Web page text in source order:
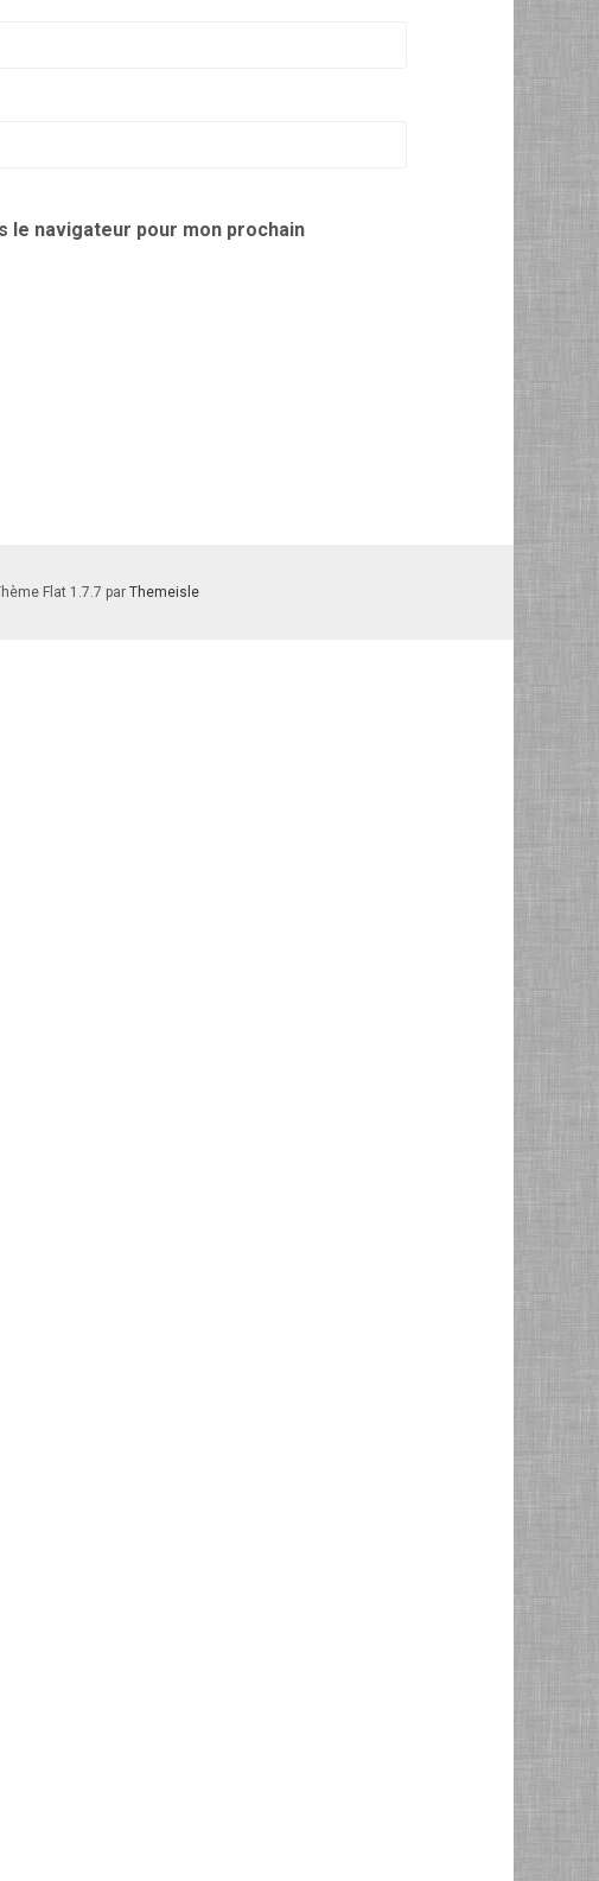
le navigateur pour mon prochain
Flat 1.7.7 par Themeisle